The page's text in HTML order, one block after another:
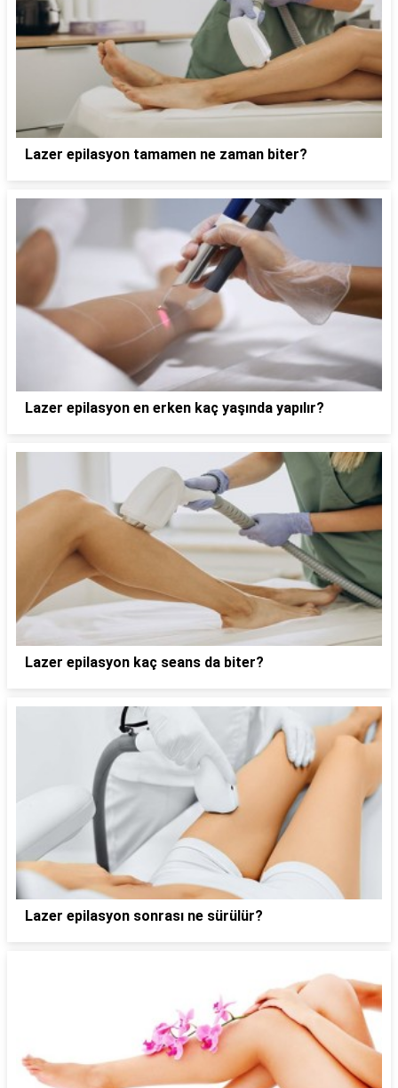
Lazer epilasyon tamamen ne zaman biter?
Lazer epilasyon en erken kaç yaşında yapılır?
Lazer epilasyon kaç seans da biter?
Lazer epilasyon sonrası ne sürülür?